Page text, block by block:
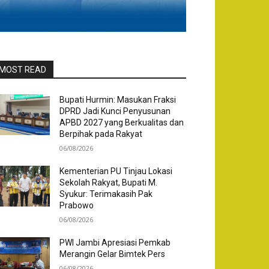
READ
Bupati Hurmin: Masukan Fraksi
DPRD Jadi Kunci Penyusunan
APBD 2027 yang Berkualitas dan
Berpihak pada Rakyat
06/08/2026
Kementerian PU Tinjau Lokasi
Sekolah Rakyat, Bupati M.
Syukur: Terimakasih Pak
Prabowo
06/08/2026
PWI Jambi Apresiasi Pemkab
Merangin Gelar Bimtek Pers